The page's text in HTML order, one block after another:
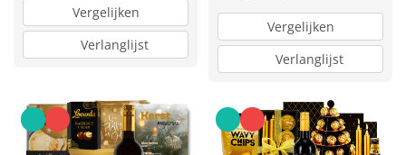
Vergelijken
Verlanglijst
Vergelijken
Verlanglijst